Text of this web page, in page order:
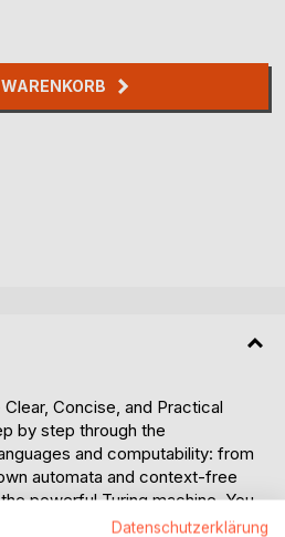
Concise, and Practical
by step through the
and computability: from
automata and context-free
powerful Turing machine. You
formal models but also
Datenschutzerklärung